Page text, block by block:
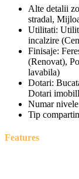
Alte detalii
stradal,
Utilitati:
incalzire
Finisaje:
(Renovat),
lavabila)
Dotari:
Dotari
Numar
Tip
Features